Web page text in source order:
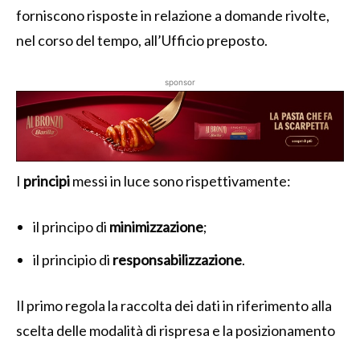
forniscono risposte in relazione a domande rivolte,
nel corso del tempo, all’Ufficio preposto.
sponsor
I principimessi in luce sono rispettivamente:
il principo di minimizzazione;
il principio di responsabilizzazione.
Il primo regola la raccolta dei dati in riferimento alla
scelta delle modalità di rispresa e la posizionamento